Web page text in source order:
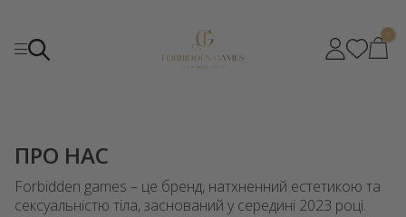
0
ПРО НАС
Forbidden games – це бренд, натхненний естетикою та
сексуальністю тіла, заснований у середині 2023 році.